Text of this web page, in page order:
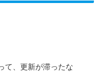
て、更新が滞ったな